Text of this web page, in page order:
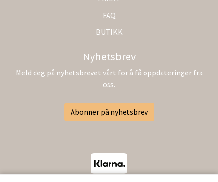
FAQ
BUTIKK
Nyhetsbrev
Meld deg på nyhetsbrevet vårt for å få oppdateringer fra
oss.
Abonner på nyhetsbrev